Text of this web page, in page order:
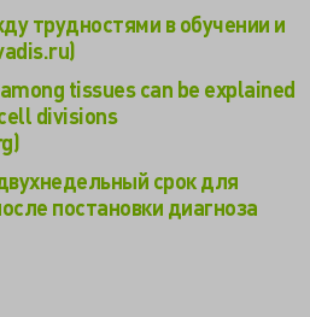
трудностями в обучении и
tissues can be explained
divisions
срок для
постановки диагноза